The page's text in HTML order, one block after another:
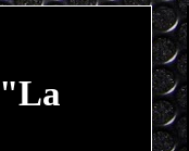
"La